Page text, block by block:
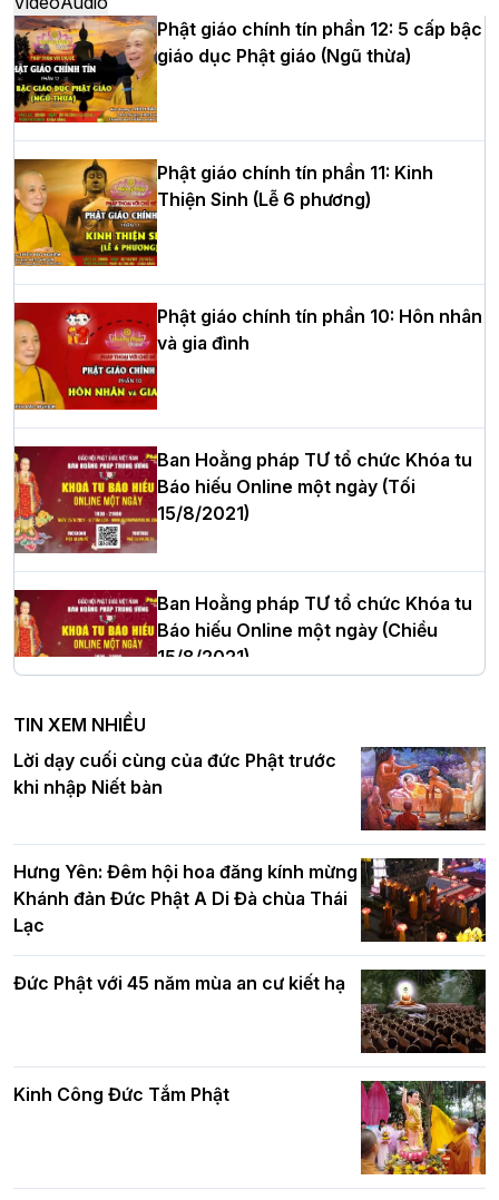
Học yêu thương trong ngày tu tập thứ
tư của Khóa sinh hoạt Phật pháp mùa
hè tại chùa Bằng
HT.Thích Thọ Lạc được suy cử làm tân
Trưởng BTS GHPGVN tỉnh Nghệ An
Hòa thượng Thích Quảng Tùng tái đắc
cử Trưởng BTS GHPGVN thành phố Hải
Phòng nhiệm kỳ 2026 – 2031
Thượng tọa Thích Tâm Chính được suy
cử tân Trưởng ban Trị sự GHPGVN tỉnh
Hà Nội: Tăng Ni Trường hạ Bồ Đề trang
nghiêm tác pháp Tiền an cư PL.2570 –
DL.2026
chúc mừng Phật đản BTS GHPGVN TP.
Hà Nội
Hơn 5.000 người tham dự diễu hành,
đô hòa bình và phát triển
Phật giáo chính tín phần 12: 5 cấp bậc
giáo dục Phật giáo (Ngũ thừa)
Phật giáo chính tín phần 11: Kinh
Thiện Sinh (Lễ 6 phương)
Phật giáo chính tín phần 10: Hôn nhân
và gia đình
Ban Hoằng pháp TƯ tổ chức Khóa tu
Báo hiếu Online một ngày (Tối
15/8/2021)
Ban Hoằng pháp TƯ tổ chức Khóa tu
Báo hiếu Online một ngày (Chiều
15/8/2021)
Ban Hoằng pháp TƯ tổ chức Khóa tu
Báo hiếu Online một ngày (Sáng
15/8/2021)
Tinh thần yêu nước của Phật giáo
Phật giáo chính tín Phần 9: Giải thích
TIN XEM NHIỀU
Lời dạy cuối cùng của đức Phật trước
khi nhập Niết bàn
Hưng Yên: Đêm hội hoa đăng kính mừng
Khánh đản Đức Phật A Di Đà chùa Thái
Lạc
Đức Phật với 45 năm mùa an cư kiết hạ
Kinh Công Đức Tắm Phật